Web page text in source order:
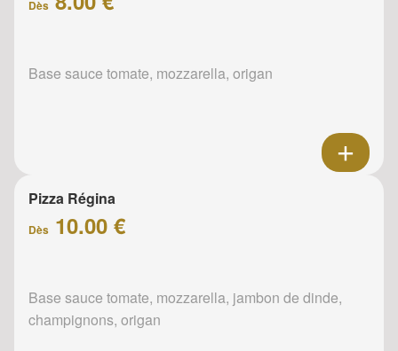
Dès
Base sauce tomate, mozzarella, origan
Pizza Régina
Dès 10.00 €
Base sauce tomate, mozzarella, jambon de dinde,
champignons, origan